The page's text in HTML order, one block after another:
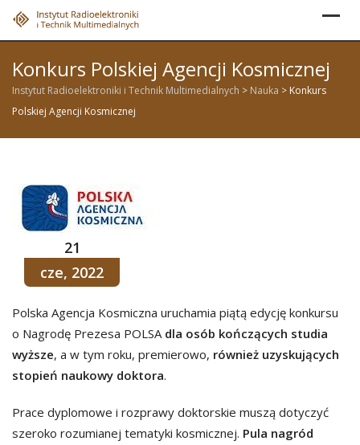
Skip
Konkurs Polskiej Agencji Kosmicznej
Instytut Radioelektroniki i Technik Multimedialnych > Nauka > Konkurs
Polskiej Agencji Kosmicznej
21
cze, 2022
Polska Agencja Kosmiczna uruchamia piątą edycję konkursu
o Nagrodę Prezesa POLSA dla osób kończących studia
wyższe, a w tym roku, premierowo, również uzyskujących
stopień naukowy doktora.
Prace dyplomowe i rozprawy doktorskie muszą dotyczyć
szeroko rozumianej tematyki kosmicznej. Pula nagród